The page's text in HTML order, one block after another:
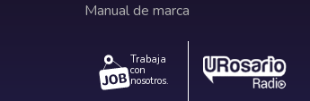
Manual de marca
Trabaja
con
nosotros.